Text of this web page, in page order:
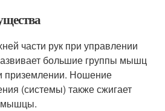
части рук при управлении
большие группы мышц
приземлении. Ношение
(системы) также сжигает
мышцы.